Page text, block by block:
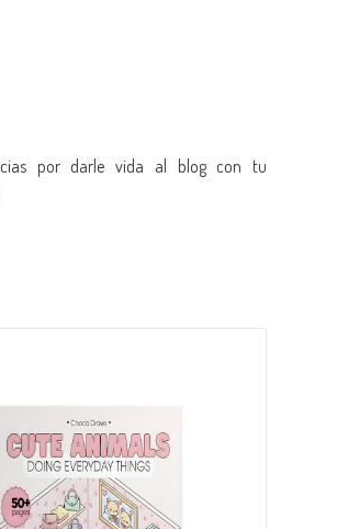
por darle vida al blog con tu